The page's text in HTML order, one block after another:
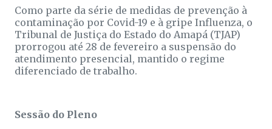
Como parte da série de medidas de prevenção à
contaminação por Covid-19 e à gripe Influenza, o
Tribunal de Justiça do Estado do Amapá (TJAP)
prorrogou até 28 de fevereiro a suspensão do
atendimento presencial, mantido o regime
diferenciado de trabalho.
Sessão do Pleno